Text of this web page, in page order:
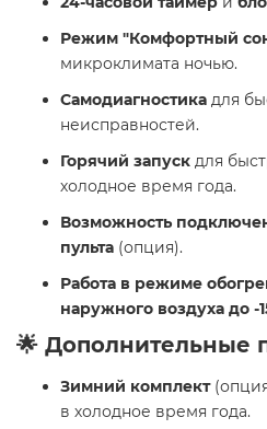
Режим "Комфортный
микроклимата ночью.
Самодиагностика для
неисправностей.
Горячий запуск для
холодное время года.
Возможность
пульта (опция).
Работа в режиме
наружного воздуха до -
🌟 Дополнительные
Зимний комплект
в холодное время года.